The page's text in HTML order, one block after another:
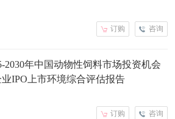
咨询
订购
2030年中国动物性饲料市场投资机会
业IPO上市环境综合评估报告
咨询
订购